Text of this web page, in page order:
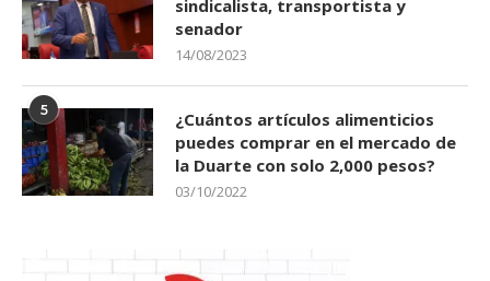
sindicalista, transportista y
senador
14/08/2023
5
¿Cuántos artículos alimenticios
puedes comprar en el mercado de
la Duarte con solo 2,000 pesos?
03/10/2022